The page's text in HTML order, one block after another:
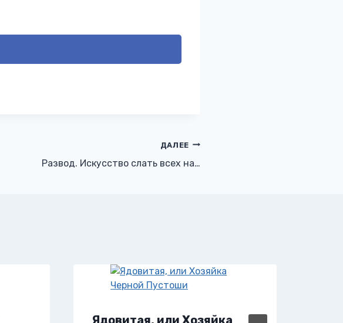
ДАЛЕЕ
Развод. Искусство слать всех на…
Ядовитая, или Хозяйка